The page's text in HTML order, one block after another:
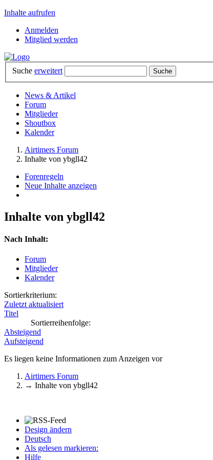
Inhalte aufrufen
Anmelden
Mitglied werden
Suche erweitert
News & Artikel
Forum
Mitglieder
Shoutbox
Kalender
Airtimers Forum
Inhalte von ybgll42
Forenregeln
Neue Inhalte anzeigen
Inhalte von ybgll42
Nach Inhalt:
Forum
Mitglieder
Kalender
Sortierkriterium:
Zuletzt aktualisiert
Titel
Sortierreihenfolge:
Absteigend
Aufsteigend
Es liegen keine Informationen zum Anzeigen vor
Airtimers Forum
→ Inhalte von ybgll42
Design ändern
Deutsch
Als gelesen markieren:
Hilfe